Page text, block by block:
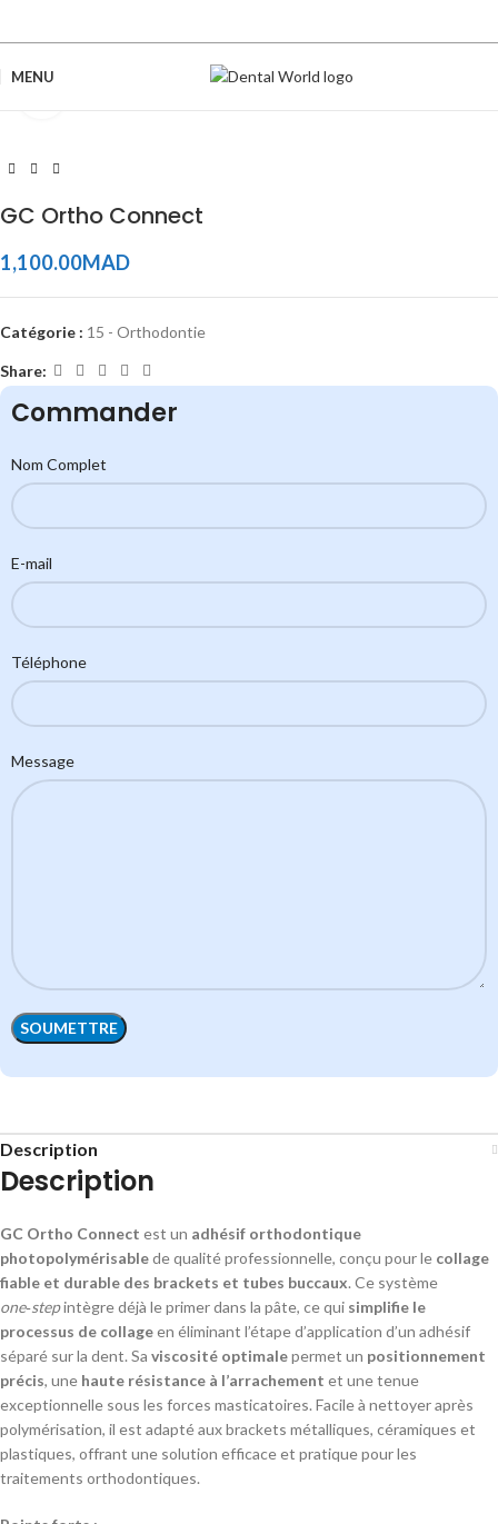
MENU
GC Ortho Connect
1,100.00MAD
Catégorie : 15 - Orthodontie
Share:
Commander
Nom Complet
E-mail
Téléphone
Message
Description
Description
GC Ortho Connect est un adhésif orthodontique
photopolymérisablede qualité professionnelle, conçu pour le collage
fiable et durable des brackets et tubes buccaux. Ce système
one‑stepintègre déjà le primer dans la pâte, ce qui simplifie le
processus de collageen éliminant l’étape d’application d’un adhésif
séparé sur la dent. Sa viscosité optimalepermet un positionnement
précis, une haute résistance à l’arrachement et une tenue
exceptionnelle sous les forces masticatoires. Facile à nettoyer après
polymérisation, il est adapté aux brackets métalliques, céramiques et
plastiques, offrant une solution efficace et pratique pour les
traitements orthodontiques.